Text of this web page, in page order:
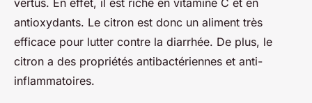
antioxydants. Le citron est donc un aliment très
efficace pour lutter contre la diarrhée. De plus, le
citron a des propriétés antibactériennes et anti-
inflammatoires.